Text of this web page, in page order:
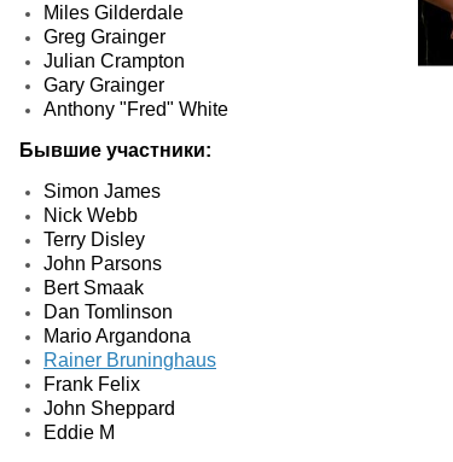
Miles Gilderdale
Greg Grainger
Julian Crampton
Gary Grainger
Anthony "Fred" White
Бывшие участники:
Simon James
Nick Webb
Terry Disley
John Parsons
Bert Smaak
Dan Tomlinson
Mario Argandona
Rainer Bruninghaus
Frank Felix
John Sheppard
Eddie M